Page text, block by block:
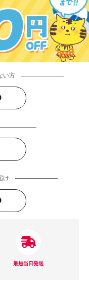
い方
け
最短当日発送